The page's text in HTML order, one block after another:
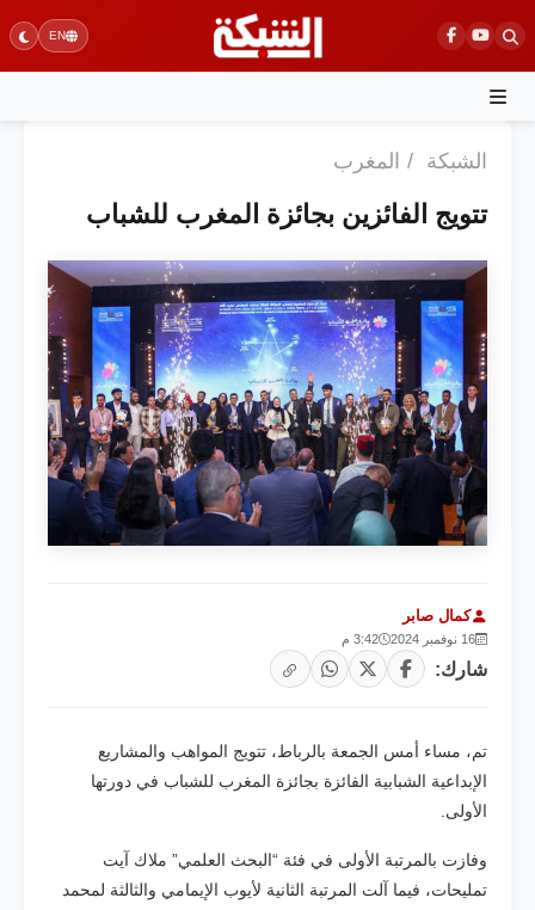
to
content
EN
الشبكة / المغرب
تتويج الفائزين بجائزة المغرب للشباب
كمال صابر
16 نوفمبر 2024 3:42 م
شارك:
تم، مساء أمس الجمعة بالرباط، تتويج المواهب والمشاريع
الإبداعية الشبابية الفائزة بجائزة المغرب للشباب في دورتها
الأولى.
وفازت بالمرتبة الأولى في فئة “البحث العلمي” ملاك آيت
تمليحات، فيما آلت المرتبة الثانية لأيوب الإيمامي والثالثة لمحمد